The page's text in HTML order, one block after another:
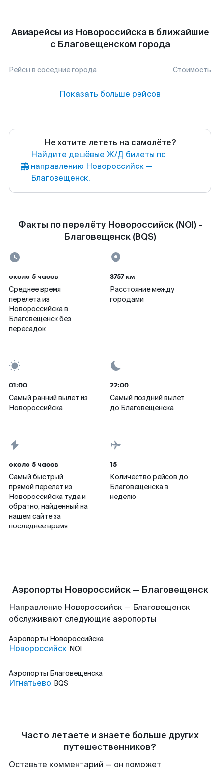
Авиарейсы из Новороссийска в ближайшие
с Благовещенском города
Рейсы в соседние города Стоимость
Показать больше рейсов
Не хотите лететь на самолёте?
Найдите дешёвые Ж/Д билеты по
направлению Новороссийск —
Благовещенск.
Факты по перелёту Новороссийск (NOI) -
Благовещенск (BQS)
около 5 часов
Среднее время
перелета из
Новороссийска в
Благовещенск без
пересадок
3757 км
Расстояние между
городами
01:00
Самый ранний вылет из
Новороссийска
22:00
Самый поздний вылет
до Благовещенска
около 5 часов
Самый быстрый
прямой перелет из
Новороссийска туда и
обратно, найденный на
нашем сайте за
последнее время
15
Количество рейсов до
Благовещенска в
неделю
Аэропорты Новороссийск — Благовещенск
Направление Новороссийск — Благовещенск
обслуживают следующие аэропорты
Аэропорты Новороссийска
Новороссийск NOI
Аэропорты Благовещенска
Игнатьево BQS
Часто летаете и знаете больше других
путешественников?
Оставьте комментарий — он поможет